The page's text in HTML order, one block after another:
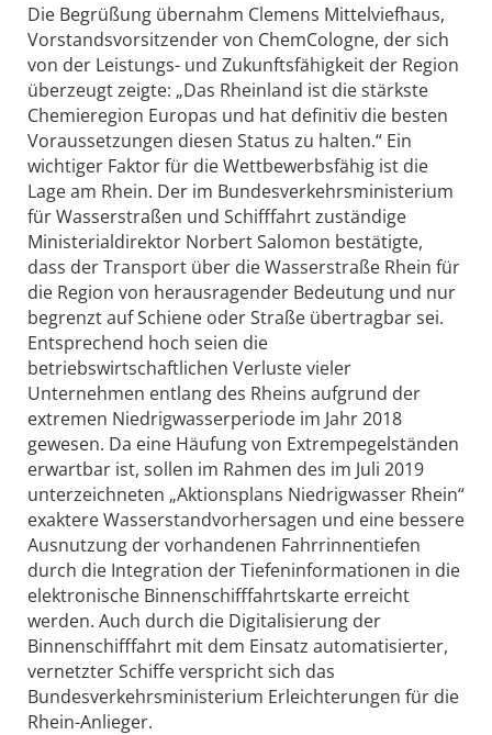
Die Begrüßung übernahm Clemens Mittelviefhaus,
Vorstandsvorsitzender von ChemCologne, der sich
von der Leistungs- und Zukunftsfähigkeit der Region
überzeugt zeigte: „Das Rheinland ist die stärkste
Chemieregion Europas und hat definitiv die besten
Voraussetzungen diesen Status zu halten.“ Ein
wichtiger Faktor für die Wettbewerbsfähig ist die
Lage am Rhein. Der im Bundesverkehrsministerium
für Wasserstraßen und Schifffahrt zuständige
Ministerialdirektor Norbert Salomon bestätigte,
dass der Transport über die Wasserstraße Rhein für
die Region von herausragender Bedeutung und nur
begrenzt auf Schiene oder Straße übertragbar sei.
Entsprechend hoch seien die
betriebswirtschaftlichen Verluste vieler
Unternehmen entlang des Rheins aufgrund der
extremen Niedrigwasserperiode im Jahr 2018
gewesen. Da eine Häufung von Extrempegelständen
erwartbar ist, sollen im Rahmen des im Juli 2019
unterzeichneten „Aktionsplans Niedrigwasser Rhein“
exaktere Wasserstandvorhersagen und eine bessere
Ausnutzung der vorhandenen Fahrrinnentiefen
durch die Integration der Tiefeninformationen in die
elektronische Binnenschifffahrtskarte erreicht
werden. Auch durch die Digitalisierung der
Binnenschifffahrt mit dem Einsatz automatisierter,
vernetzter Schiffe verspricht sich das
Bundesverkehrsministerium Erleichterungen für die
Rhein-Anlieger.